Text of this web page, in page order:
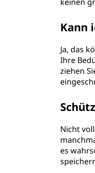
Kann
Ja, das
Ihre
ziehen
Nicht
es